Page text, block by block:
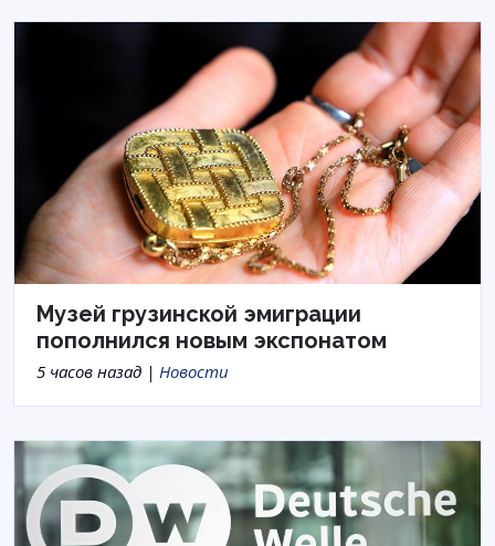
Музей грузинской эмиграции
пополнился новым экспонатом
5 часов назад | Новости